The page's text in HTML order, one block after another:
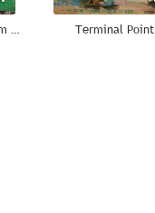
Yongary: Monster from the Deep Terminal Point